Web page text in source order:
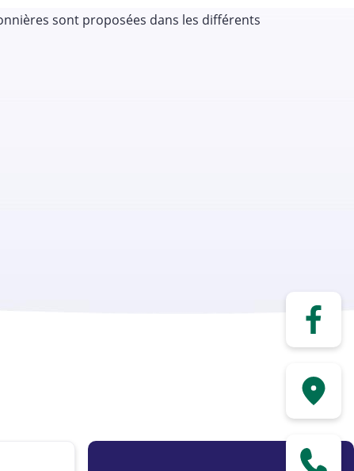
sont proposées dans les différents